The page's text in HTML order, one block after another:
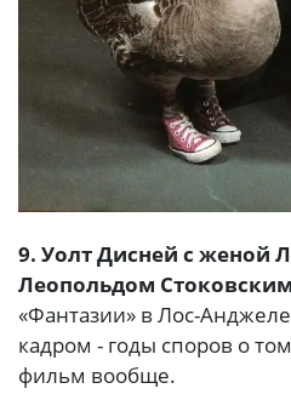
9. Уолт Дисней с женой
Леопольдом Стоковским
«Фантазии» в Лос-
кадром - годы споров о
фильм вообще.